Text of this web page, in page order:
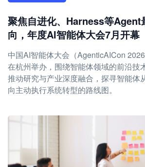
聚焦自进化、Harness等Agent
向，年度AI智能体大会7月开幕
中国AI智能体大会（AgenticAICon
在杭州举办，围绕智能体领域的前沿技
推动研究与产业深度融合，探寻智能体
向主动执行系统转型的路线图。